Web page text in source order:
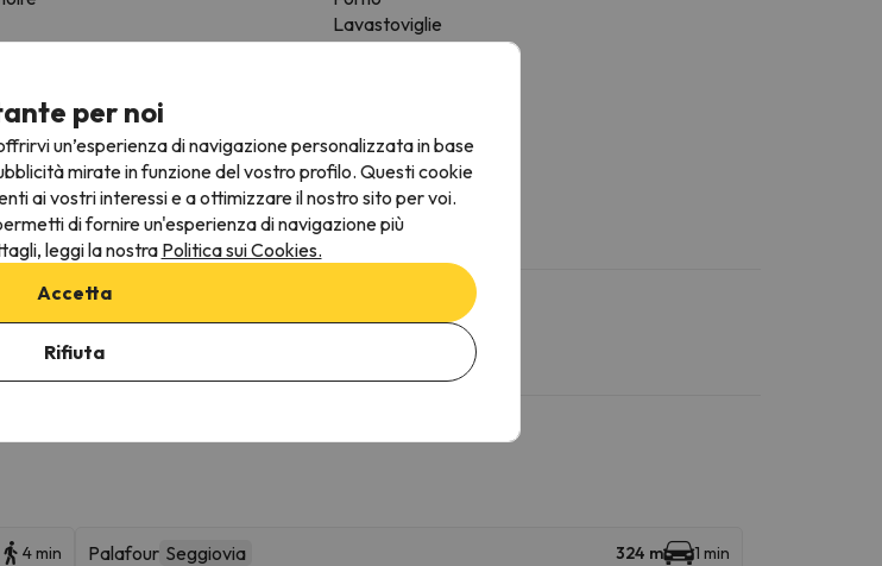
Lavastoviglie
Frigo
Zona pranzo
Fornelli
4 min Palafour Seggiovia 324 m 1 min
per noi
un’esperienza di navigazione personalizzata in base
mirate in funzione del vostro profilo. Questi cookie
ai vostri interessi e a ottimizzare il nostro sito per voi.
di fornire un'esperienza di navigazione più
leggi la nostra Politica sui Cookies.
Accetta
Rifiuta